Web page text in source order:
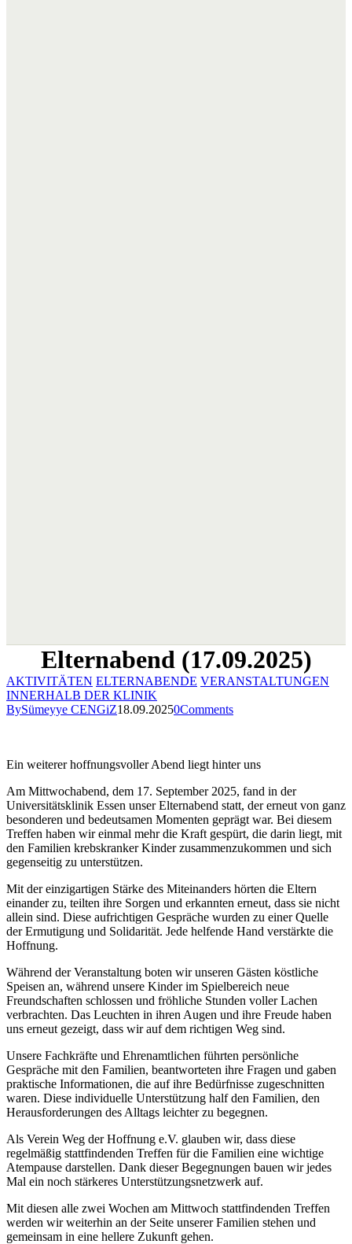
Elternabend (17.09.2025)
AKTIVITÄTEN ELTERNABENDE VERANSTALTUNGEN
INNERHALB DER KLINIK
BySümeyye CENGiZ18.09.20250Comments
Ein weiterer hoffnungsvoller Abend liegt hinter uns
Am Mittwochabend, dem 17. September 2025, fand in der
Universitätsklinik Essen unser Elternabend statt, der erneut von ganz
besonderen und bedeutsamen Momenten geprägt war. Bei diesem
Treffen haben wir einmal mehr die Kraft gespürt, die darin liegt, mit
den Familien krebskranker Kinder zusammenzukommen und sich
gegenseitig zu unterstützen.
Mit der einzigartigen Stärke des Miteinanders hörten die Eltern
einander zu, teilten ihre Sorgen und erkannten erneut, dass sie nicht
allein sind. Diese aufrichtigen Gespräche wurden zu einer Quelle
der Ermutigung und Solidarität. Jede helfende Hand verstärkte die
Hoffnung.
Während der Veranstaltung boten wir unseren Gästen köstliche
Speisen an, während unsere Kinder im Spielbereich neue
Freundschaften schlossen und fröhliche Stunden voller Lachen
verbrachten. Das Leuchten in ihren Augen und ihre Freude haben
uns erneut gezeigt, dass wir auf dem richtigen Weg sind.
Unsere Fachkräfte und Ehrenamtlichen führten persönliche
Gespräche mit den Familien, beantworteten ihre Fragen und gaben
praktische Informationen, die auf ihre Bedürfnisse zugeschnitten
waren. Diese individuelle Unterstützung half den Familien, den
Herausforderungen des Alltags leichter zu begegnen.
Als Verein Weg der Hoffnung e.V. glauben wir, dass diese
regelmäßig stattfindenden Treffen für die Familien eine wichtige
Atempause darstellen. Dank dieser Begegnungen bauen wir jedes
Mal ein noch stärkeres Unterstützungsnetzwerk auf.
Mit diesen alle zwei Wochen am Mittwoch stattfindenden Treffen
werden wir weiterhin an der Seite unserer Familien stehen und
gemeinsam in eine hellere Zukunft gehen.